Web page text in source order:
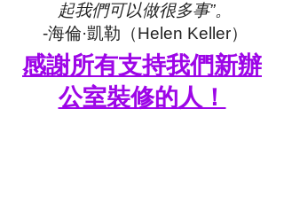
起我們可以做很多事”。
-海倫·凱勒（Helen Keller）
感謝所有支持我們新辦
公室裝修的人！